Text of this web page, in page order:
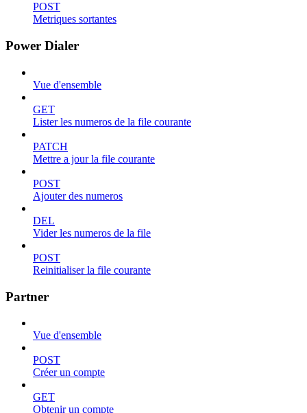
POST
Metriques sortantes
Power Dialer
Vue d'ensemble
GET
Lister les numeros de la file courante
PATCH
Mettre a jour la file courante
POST
Ajouter des numeros
DEL
Vider les numeros de la file
POST
Reinitialiser la file courante
Partner
Vue d'ensemble
POST
Créer un compte
GET
Obtenir un compte